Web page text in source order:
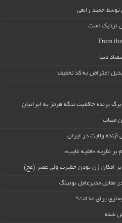
توسط حمید رابعی
نزدیک است
From
دنیا
اعتراض به کد تخفیف
برنده حاکمیت تنگه هرمز به ایرانیان
میناب
آینده ولایت در ایران
بر نظریه «فقیه غایب»
بر امکان زن بودن حضرت ولی عصر (عج)
مقابل مدیرعامل بوئینگ
برای عدالت؟
شده